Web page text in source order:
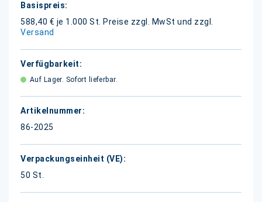
Weitere
Informationen
588,40 € je 1.000 St.
Preise zzgl. MwSt und zzgl.
Versand
Auf Lager. Sofort lieferbar.
86-2025
50 St.